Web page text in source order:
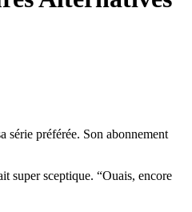
série préférée. Son abonnement
super sceptique. “Ouais, encore